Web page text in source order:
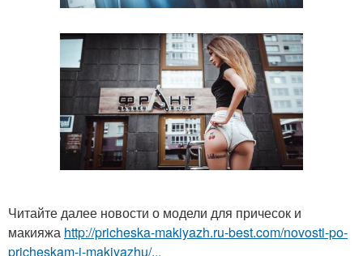
Читайте далее новости о модели для причесок и
макияжа http://pricheska-makiyazh.ru-best.com/novosti-po-
pricheskam-i-makiyazhu/...